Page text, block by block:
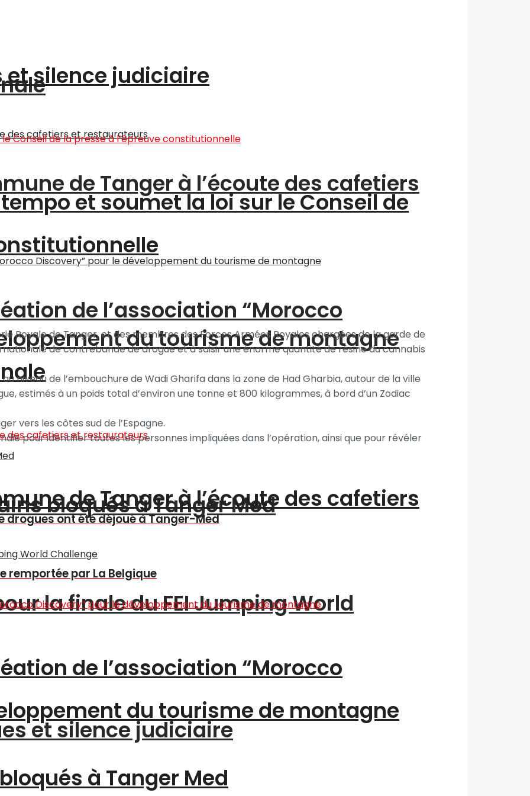
de Tanger à l’écoute des cafetiers
de l’association “Morocco
du tourisme de montagne
bloqués à Tanger Med
la finale du FEI Jumping World
et silence judiciaire
silence judiciaire
et soumet la loi sur le Conseil de
de Tanger à l’écoute des cafetiers
de l’association “Morocco
du tourisme de montagne
Royale de Tanger, et des membres des Forces Armées Royales chargées de la garde de
de contrebande de drogue et à saisir une énorme quantité de résine du cannabis
niveau de l’embouchure de Wadi Gharifa dans la zone de Had Gharbia, autour de la ville
estimés à un poids total d’environ une tonne et 800 kilogrammes, à bord d’un Zodiac
vers les côtes sud de l’Espagne.
pour identifier toutes les personnes impliquées dans l’opération, ainsi que pour révéler
drogues ont été déjoué à Tanger-Med
remportée par La Belgique
à Tanger Med